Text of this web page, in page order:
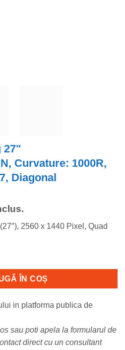
27"
Curvature: 1000R,
Diagonal
2560 x 1440 Pixel, Quad
ÎN COȘ
in platforma publica de
sau poti apela la formularul de
direct cu un consultant